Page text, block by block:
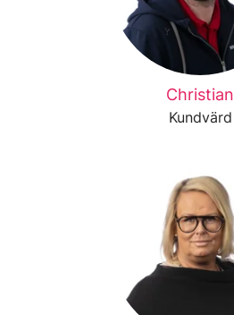
Christian
Kundvärd